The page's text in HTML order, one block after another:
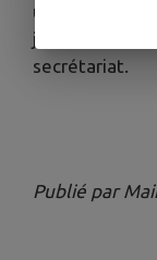
uniquement :
jusqu'au 31
secrétariat.
Publié par